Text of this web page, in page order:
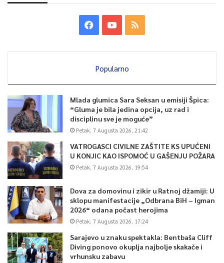
Popularno
Mlada glumica Sara Seksan u emisiji Špica:
“Gluma je bila jedina opcija, uz rad i
disciplinu sve je moguće”
Petak, 7 Augusta 2026, 21:42
VATROGASCI CIVILNE ZAŠTITE KS UPUĆENI
U KONJIC KAO ISPOMOĆ U GAŠENJU POŽARA
Petak, 7 Augusta 2026, 19:54
Dova za domovinu i zikir u Ratnoj džamiji: U
sklopu manifestacije „Odbrana BiH – Igman
2026“ odana počast herojima
Petak, 7 Augusta 2026, 17:24
Sarajevo u znaku spektakla: Bentbaša Cliff
Diving ponovo okuplja najbolje skakače i
vrhunsku zabavu